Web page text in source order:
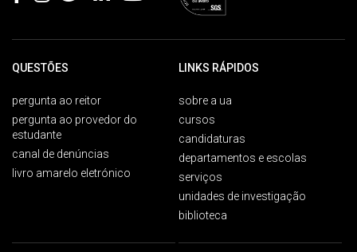
QUESTÕES
pergunta ao reitor
pergunta ao provedor do
estudante
canal de denúncias
livro amarelo eletrónico
LINKS RÁPIDOS
sobre a ua
cursos
candidaturas
departamentos e escolas
serviços
unidades de investigação
biblioteca